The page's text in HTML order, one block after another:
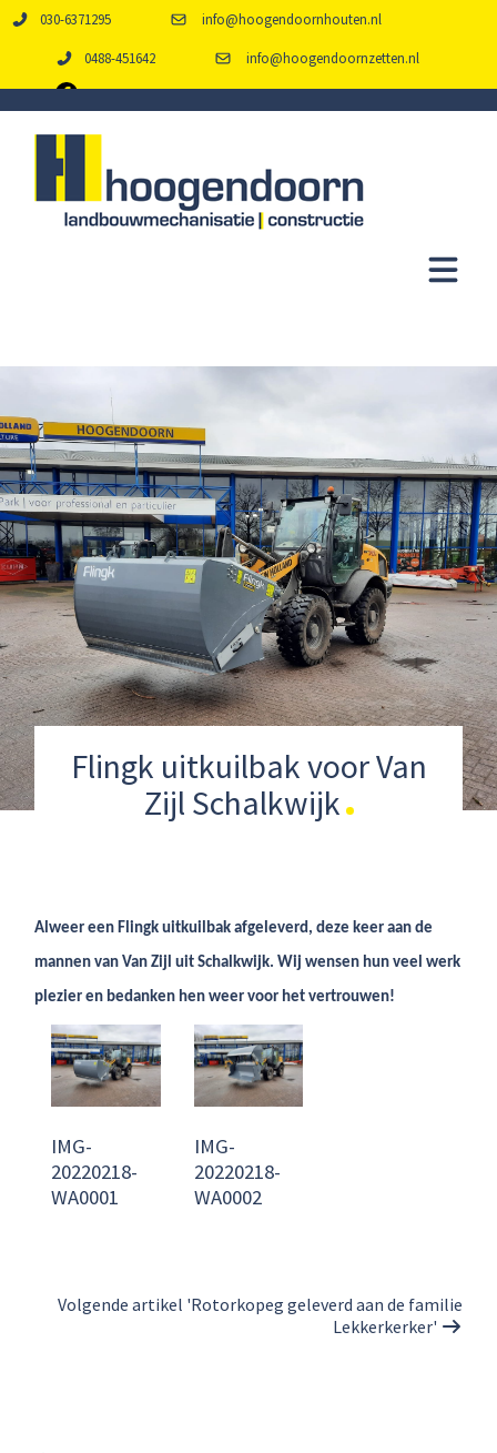
030-6371295 info@hoogendoornhouten.nl
0488-451642 info@hoogendoornzetten.nl
Flingk uitkuilbak voor Van
Zijl Schalkwijk
Alweer een Flingk uitkuilbak afgeleverd, deze keer aan de
mannen van Van Zijl uit Schalkwijk. Wij wensen hun veel werk
plezier en bedanken hen weer voor het vertrouwen!
IMG-
20220218-
WA0001
IMG-
20220218-
WA0002
Volgende artikel 'Rotorkopeg geleverd aan de familie
Lekkerkerker'